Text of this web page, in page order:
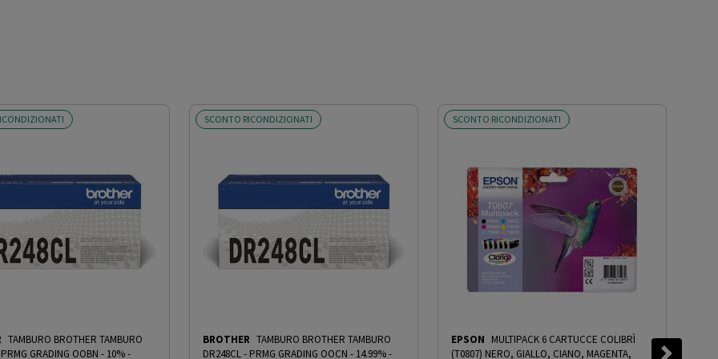
DCP-L2627DWE; DCP-L2627DWXL; DCP-L2665DW; HL-
TAMBURO BROTHER TAMBURO
GRADING OOBN - 10%-
SCONTO RICONDIZIONATI
BROTHER TAMBURO BROTHER TAMBURO
DR248CL - PRMG GRADING OOCN - 14.99%-
SCONTO RICONDIZIONATI
EPSON MULTIPACK 6 CARTUCCE COLIBRÌ
(T0807) NERO, GIALLO, CIANO, MAGENTA,